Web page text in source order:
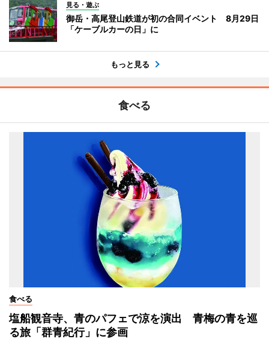
見る・遊ぶ
御岳・高尾登山鉄道が初の合同イベント 8月29日
「ケーブルカーの日」に
もっと見る
食べる
食べる
塩船観音寺、青のパフェで涼を演出 青梅の青を巡
る旅「群青紀行」に参画